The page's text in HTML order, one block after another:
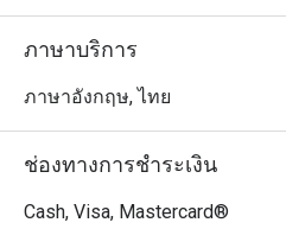
ภาษาบริการ
ภาษาอังกฤษ, ไทย
ช่องทางการชำระเงิน
Cash, Visa, Mastercard®